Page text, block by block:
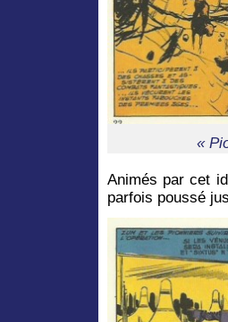
«
Animés par cet
parfois poussé